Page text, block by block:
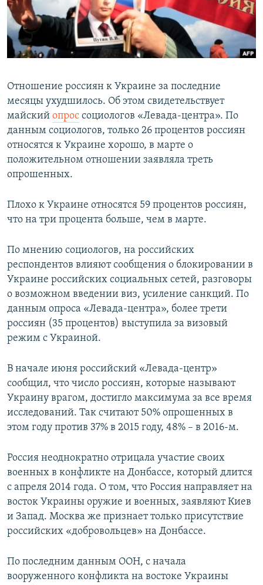
ПОБЕДИТЕЛЕЙ НЕ СУДЯТ?
КРЫМ.НЕПОКОРЕННЫЙ
ELIFBE
ПРИСОЕДИНЯЙТЕСЬ!
Все сайты RFE/RL
Отношение россиян к Украине за последние
месяцы ухудшилось. Об этом свидетельствует
майский опрос социологов «Левада-центра». По
данным социологов, только 26 процентов россиян
относятся к Украине хорошо, в марте о
положительном отношении заявляла треть
опрошенных.
Плохо к Украине относятся 59 процентов россиян,
что на три процента больше, чем в марте.
По мнению социологов, на российских
респондентов влияют сообщения о блокировании в
Украине российских социальных сетей, разговоры
о возможном введении виз, усиление санкций. По
данным опроса «Левада-центра», более трети
россиян (35 процентов) выступила за визовый
режим с Украиной.
В начале июня российский «Левада-центр»
сообщил, что число россиян, которые называют
Украину врагом, достигло максимума за все время
исследований. Так считают 50% опрошенных в
этом году против 37% в 2015 году, 48% – в 2016-м.
Россия неоднократно отрицала участие своих
военных в конфликте на Донбассе, который длится
с апреля 2014 года. О том, что Россия направляет на
восток Украины оружие и военных, заявляют Киев
и Запад. Москва же признает только присутствие
российских «добровольцев» на Донбассе.
По последним данным ООН, с начала
вооруженного конфликта на востоке Украины